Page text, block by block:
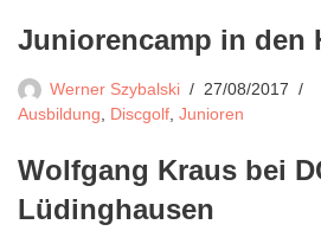
Juniorencamp in den
Werner Szybalski
27/08/2017
Ausbildung, Discgolf, Junioren
Wolfgang Kraus bei
Lüdinghausen